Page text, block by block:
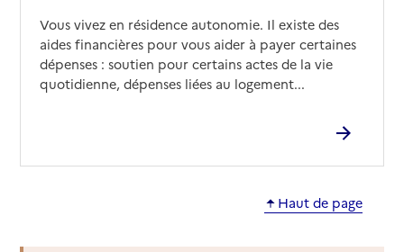
Vous vivez en résidence autonomie. Il existe des
aides financières pour vous aider à payer certaines
dépenses : soutien pour certains actes de la vie
quotidienne, dépenses liées au logement...
Haut de page